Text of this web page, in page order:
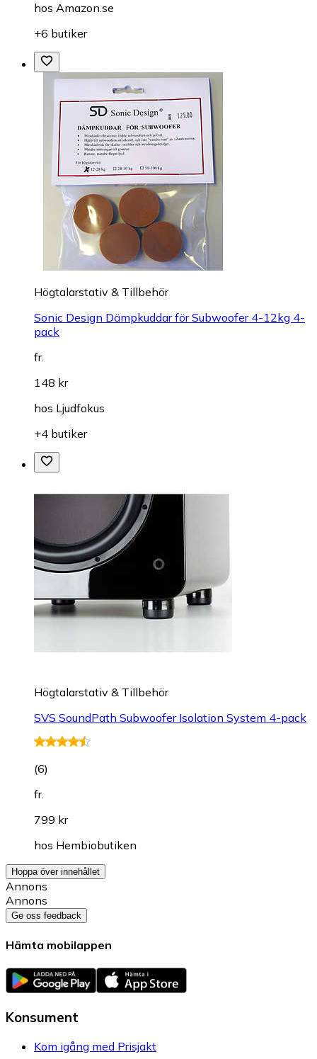
hos Amazon.se
+6 butiker
Högtalarstativ & Tillbehör
Sonic Design Dämpkuddar för Subwoofer 4-12kg 4-
pack
fr.
148 kr
hos Ljudfokus
+4 butiker
Högtalarstativ & Tillbehör
SVS SoundPath Subwoofer Isolation System 4-pack
(6)
fr.
799 kr
hos Hembiobutiken
Hoppa över innehållet
Annons
Annons
Ge oss feedback
Hämta mobilappen
Konsument
Kom igång med Prisjakt